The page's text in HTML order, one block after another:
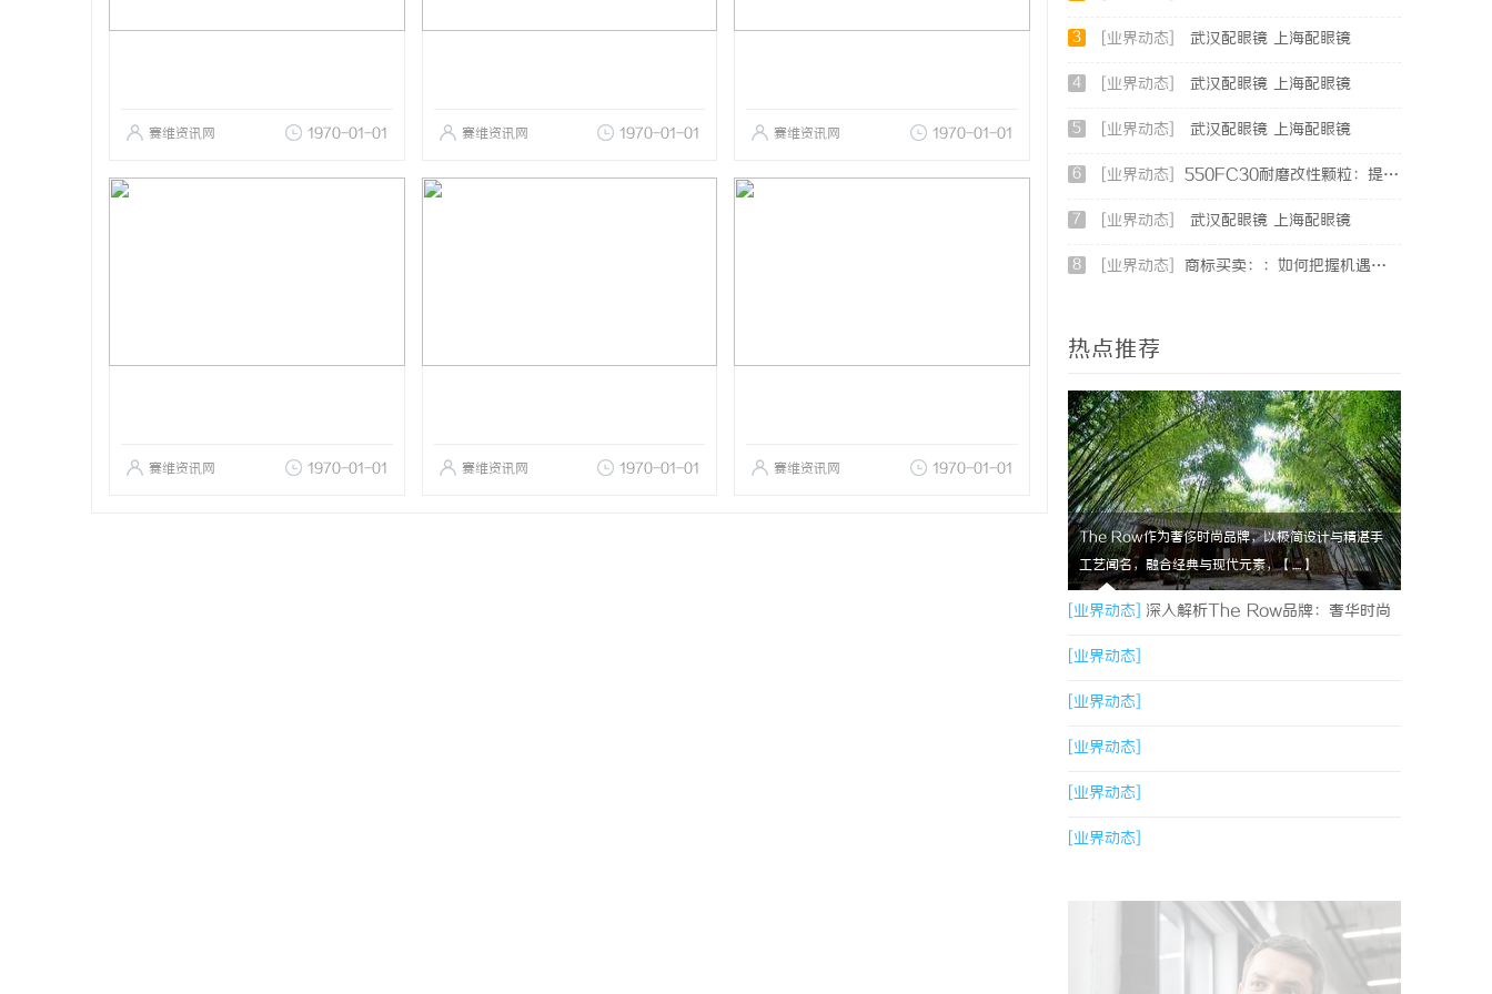
赛维资讯网 1970-01-01 赛维资讯网 1970-01-01 赛维资讯网 1970-01-01
赛维资讯网 1970-01-01 赛维资讯网 1970-01-01 赛维资讯网 1970-01-01
3 [业界动态] 武汉配眼镜 上海配眼镜
4 [业界动态] 武汉配眼镜 上海配眼镜
5 [业界动态] 武汉配眼镜 上海配眼镜
6 [业界动态] 550FC30耐磨改性颗粒：提升材料性能的新选择
7 [业界动态] 武汉配眼镜 上海配眼镜
8 [业界动态] 商标买卖：：如何把握机遇与规避风险
热点推荐
The Row作为奢侈时尚品牌，以极简设计与精湛手
工艺闻名，融合经典与现代元素，【....】
[业界动态] 深入解析The Row品牌：奢华时尚
的典范与设计哲学
[业界动态]
[业界动态]
[业界动态]
[业界动态]
[业界动态]